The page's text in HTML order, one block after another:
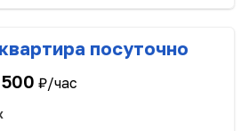
посуточно
500 ₽/час